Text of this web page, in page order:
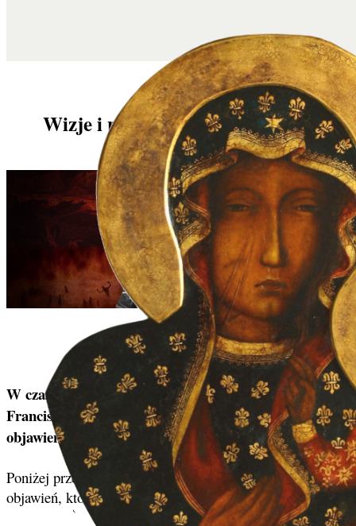
Wizje i przepowiednie Hiacynty
Rafał Topolski 13/07/2026
W czasie objawień i tuż po nich, pastuszkowie
Franciszek i Hiacynta Marto mieli wiele prywatnych
objawień – zwłaszcza Hiacynta.
Poniżej przedstawiamy kilka fragmentów najważniejszych
objawień, które otrzymała Hiacynta.